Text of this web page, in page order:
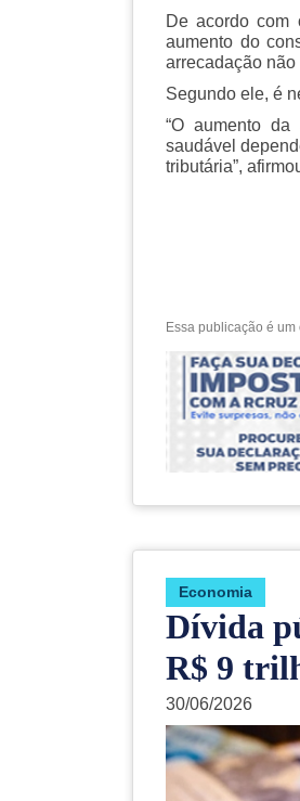
De acordo com
aumento do
arrecadação
Segundo ele, é
“O aumento da
saudável
tributária”,
Essa publicação é um
Economia
Dívida
R$ 9
30/06/2026